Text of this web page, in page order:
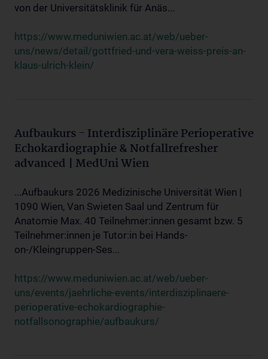
von der Universitätsklinik für Anäs...
https://www.meduniwien.ac.at/web/ueber-
uns/news/detail/gottfried-und-vera-weiss-preis-an-
klaus-ulrich-klein/
Aufbaukurs - Interdisziplinäre Perioperative
Echokardiographie & Notfallrefresher
advanced | MedUni Wien
...Aufbaukurs 2026 Medizinische Universität Wien |
1090 Wien, Van Swieten Saal und Zentrum für
Anatomie Max. 40 Teilnehmer:innen gesamt bzw. 5
Teilnehmer:innen je Tutor:in bei Hands-
on-/Kleingruppen-Ses...
https://www.meduniwien.ac.at/web/ueber-
uns/events/jaehrliche-events/interdisziplinaere-
perioperative-echokardiographie-
notfallsonographie/aufbaukurs/